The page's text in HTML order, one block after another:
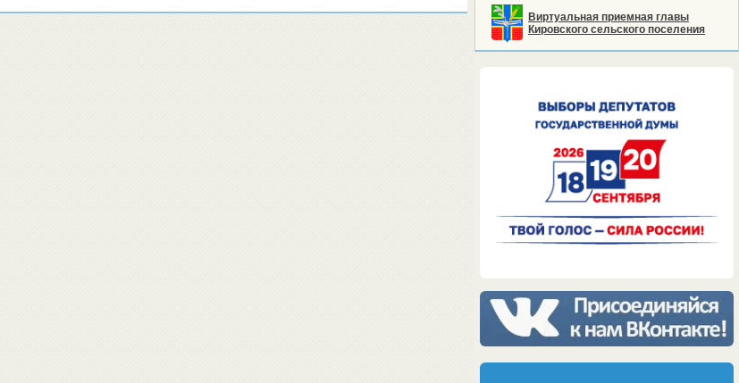
Виртуальная приемная главы
Кировского сельского поселения